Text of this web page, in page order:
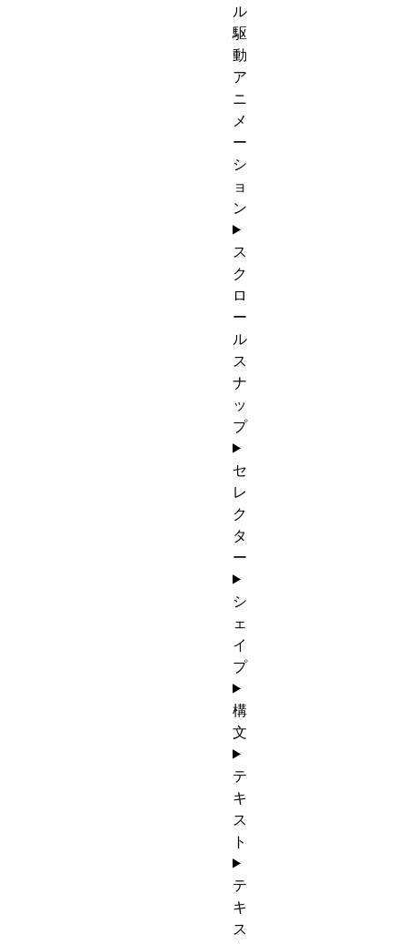
ル
駆
動
ア
ニ
メ
ー
シ
ョ
ン
ス
ク
ロ
ー
ル
ス
ナ
ッ
プ
セ
レ
ク
タ
ー
シ
ェ
イ
プ
構
文
テ
キ
ス
ト
テ
キ
ス